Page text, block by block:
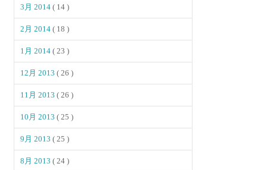
3月 2014( 14 )
2月 2014( 18 )
1月 2014( 23 )
12月 2013( 26 )
11月 2013( 26 )
10月 2013( 25 )
9月 2013( 25 )
8月 2013( 24 )